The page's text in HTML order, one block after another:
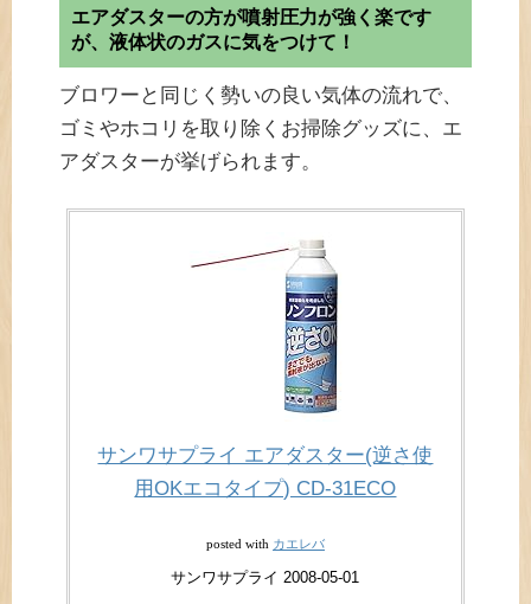
エアダスターの方が噴射圧力が強く楽です
が、液体状のガスに気をつけて！
ブロワーと同じく勢いの良い気体の流れで、
ゴミやホコリを取り除くお掃除グッズに、エ
アダスターが挙げられます。
サンワサプライ エアダスター(逆さ使
用OKエコタイプ) CD-31ECO
posted with カエレバ
サンワサプライ 2008-05-01